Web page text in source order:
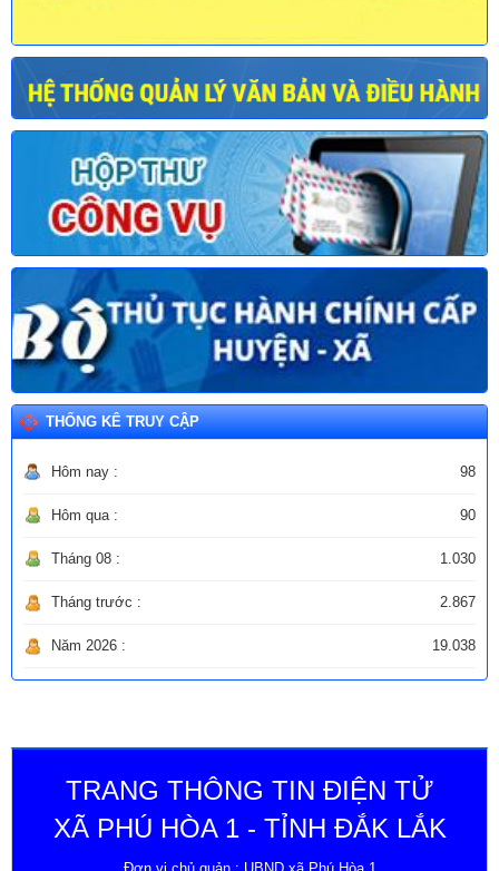
THỐNG KÊ TRUY CẬP
Hôm nay : 98
Hôm qua : 90
Tháng 08 : 1.030
Tháng trước : 2.867
Năm 2026 : 19.038
TRANG THÔNG TIN ĐIỆN TỬ
XÃ PHÚ HÒA 1 - TỈNH ĐẮK LẮK